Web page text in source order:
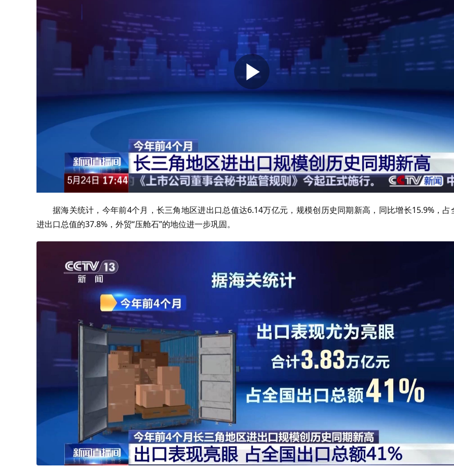
据海关统计，今年前4个月，长三角地区进出口总值达6.14万亿元，规模创历史同期新高，同比增长15.9%，占
进出口总值的37.8%，外贸“压舱石”的地位进一步巩固。